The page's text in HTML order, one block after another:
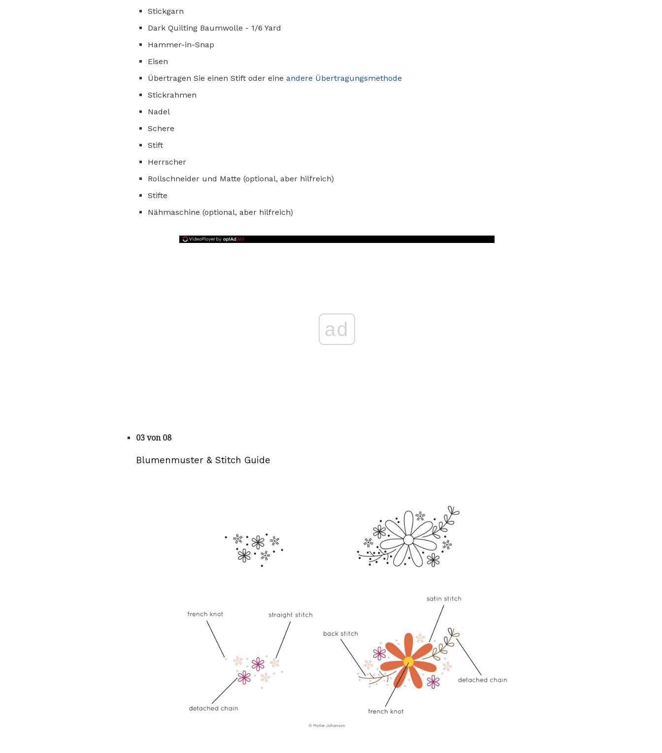
Stickgarn
Dark Quilting Baumwolle - 1/6 Yard
Hammer-in-Snap
Eisen
Übertragen Sie einen Stift oder eine andere Übertragungsmethode
Stickrahmen
Nadel
Schere
Stift
Herrscher
Rollschneider und Matte (optional, aber hilfreich)
Stifte
Nähmaschine (optional, aber hilfreich)
ad
03 von 08
Blumenmuster & Stitch Guide